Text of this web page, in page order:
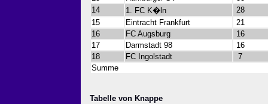
14
1. FC K�ln
28
15
Eintracht Frankfurt
21
16
FC Augsburg
16
17
Darmstadt 98
16
18
FC Ingolstadt
7
Summe
Tabelle von Knappe